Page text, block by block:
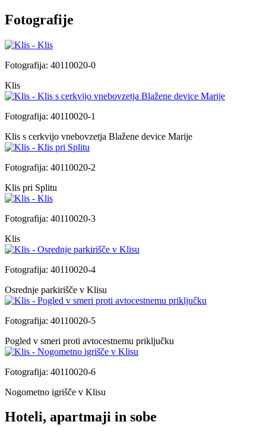
Fotografije
Fotografija: 40110020-0
Klis
Fotografija: 40110020-1
Klis s cerkvijo vnebovzetja Blažene device Marije
Fotografija: 40110020-2
Klis pri Splitu
Fotografija: 40110020-3
Klis
Fotografija: 40110020-4
Osrednje parkirišče v Klisu
Fotografija: 40110020-5
Pogled v smeri proti avtocestnemu priključku
Fotografija: 40110020-6
Nogometno igrišče v Klisu
Hoteli, apartmaji in sobe